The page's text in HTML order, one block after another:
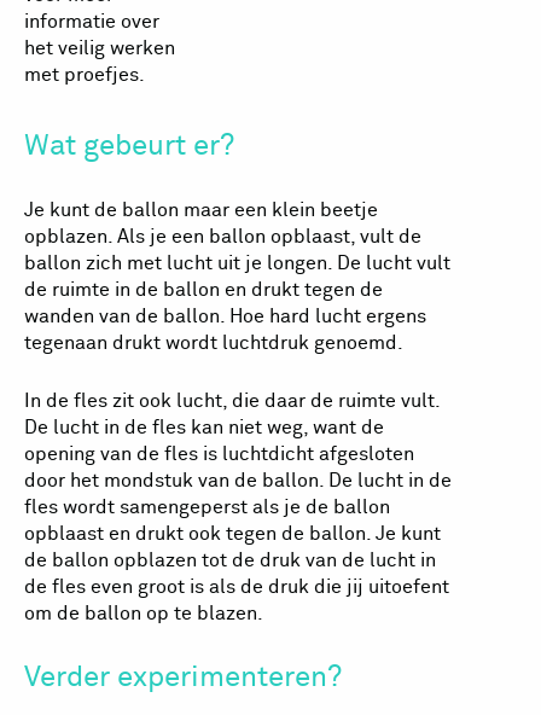
informatie over
het veilig werken
met proefjes.
Wat gebeurt er?
Je kunt de ballon maar een klein beetje
opblazen. Als je een ballon opblaast, vult de
ballon zich met lucht uit je longen. De lucht vult
de ruimte in de ballon en drukt tegen de
wanden van de ballon. Hoe hard lucht ergens
tegenaan drukt wordt luchtdruk genoemd.
In de fles zit ook lucht, die daar de ruimte vult.
De lucht in de fles kan niet weg, want de
opening van de fles is luchtdicht afgesloten
door het mondstuk van de ballon. De lucht in de
fles wordt samengeperst als je de ballon
opblaast en drukt ook tegen de ballon. Je kunt
de ballon opblazen tot de druk van de lucht in
de fles even groot is als de druk die jij uitoefent
om de ballon op te blazen.
Verder experimenteren?